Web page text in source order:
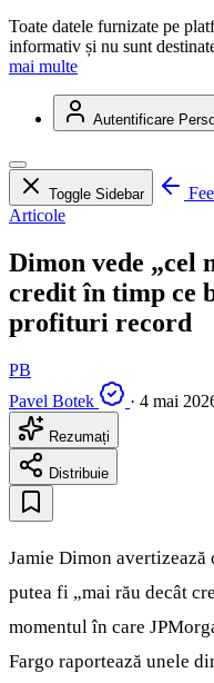
Toate datele furnizate pe
informativ și nu sunt
mai multe
Autentificare
Toggle Sidebar
Articole
Dimon vede „cel
credit în timp ce
profituri record
PB
Pavel Botek
· 4 mai
Rezumați
Distribuie
Jamie Dimon
putea fi „mai rău decât
momentul în care
Fargo raportează unele